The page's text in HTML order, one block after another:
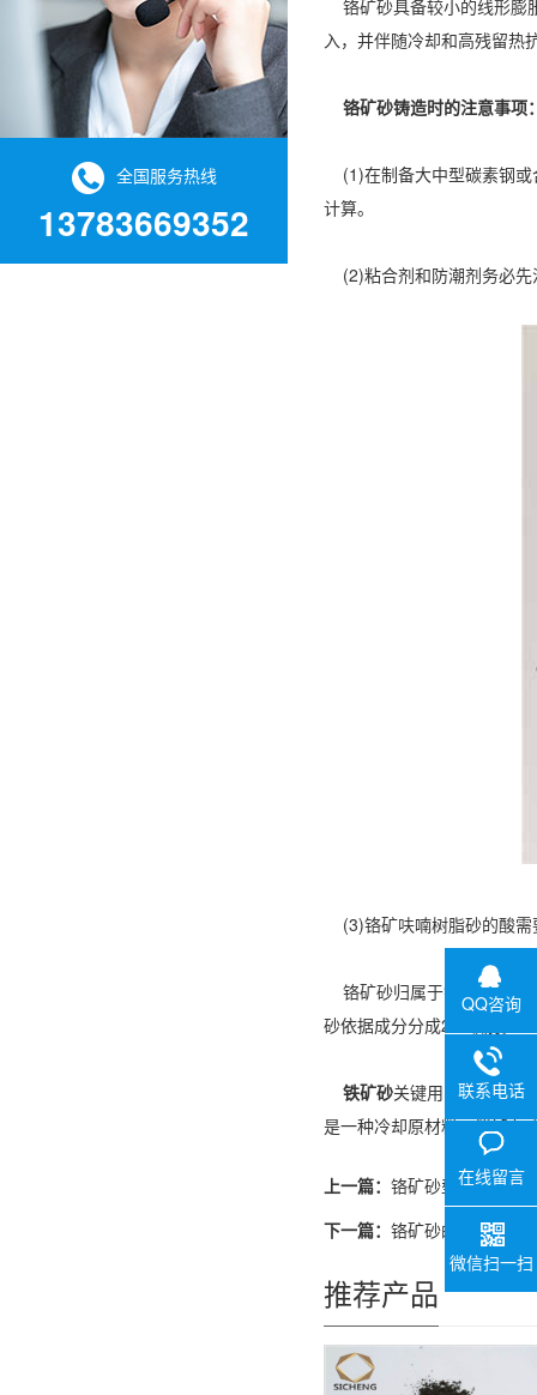
全国服务热线
13783669352
铬矿砂具备较小的线形膨
入，并伴随冷却和高残留热
铬矿砂铸造时的注意事项
(1)在制备大中型碳素钢或
计算。
(2)粘合剂和防潮剂务必先
(3)铬矿呋喃树脂砂的酸需
铬矿砂归属于铬尖晶石，
砂依据成分分成2个级别。
铁矿砂关键用以锻造生产
是一种冷却原材料，能够在
上一篇： 铬矿砂型砂的高温
下一篇： 铬矿砂的特性有哪
推荐产品
QQ咨询
联系电话
在线留言
微信扫一扫